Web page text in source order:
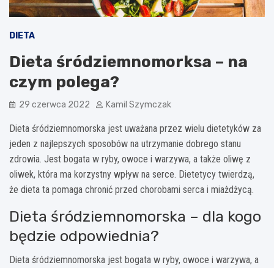
DIETA
Dieta śródziemnomorksa – na
czym polega?
29 czerwca 2022 Kamil Szymczak
Dieta śródziemnomorska jest uważana przez wielu dietetyków za
jeden z najlepszych sposobów na utrzymanie dobrego stanu
zdrowia. Jest bogata w ryby, owoce i warzywa, a także oliwę z
oliwek, która ma korzystny wpływ na serce. Dietetycy twierdzą,
że dieta ta pomaga chronić przed chorobami serca i miażdżycą.
Dieta śródziemnomorska – dla kogo
będzie odpowiednia?
Dieta śródziemnomorska jest bogata w ryby, owoce i warzywa, a